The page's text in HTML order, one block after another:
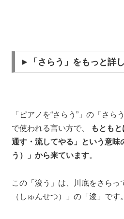
►「さらう」をもっと詳
「ピアノを“さらう”」の「さら
で使われる言い方で、
もとも
通す・流してやる」という意味
う）」から来ています。
この「浚う」は、川底をさらっ
（しゅんせつ）」の「浚」です